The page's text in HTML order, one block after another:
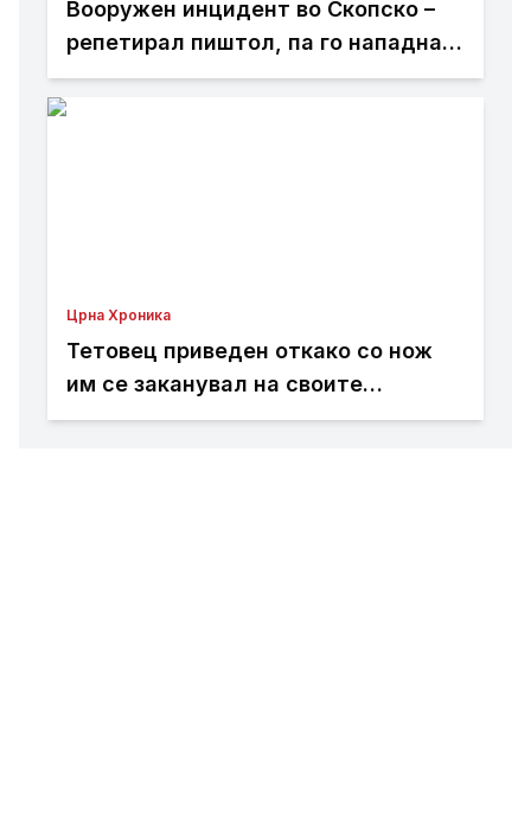
Вооружен инцидент во Скопско –
репетирал пиштол, па го нападнал
со кундако
Црна Хроника
Тетовец приведен откако со нож
им се заканувал на своите
родители откако не му дале пари